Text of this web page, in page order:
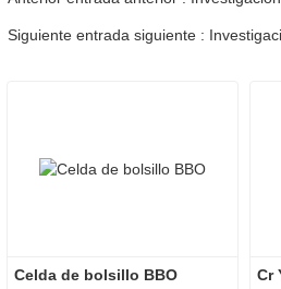
Celda de bolsillo BBO Cr